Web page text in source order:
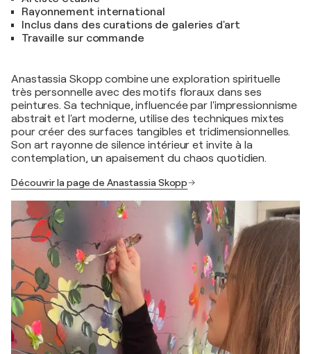
Rayonnement international
Inclus dans des curations de galeries d'art
Travaille sur commande
Anastassia Skopp combine une exploration spirituelle
très personnelle avec des motifs floraux dans ses
peintures. Sa technique, influencée par l'impressionnisme
abstrait et l'art moderne, utilise des techniques mixtes
pour créer des surfaces tangibles et tridimensionnelles.
Son art rayonne de silence intérieur et invite à la
contemplation, un apaisement du chaos quotidien.
Découvrir la page de Anastassia Skopp